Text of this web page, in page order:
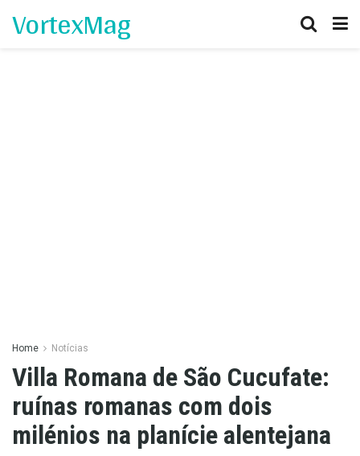
VortexMag
Home Notícias
Villa Romana de São Cucufate:
ruínas romanas com dois
milénios na planície alentejana